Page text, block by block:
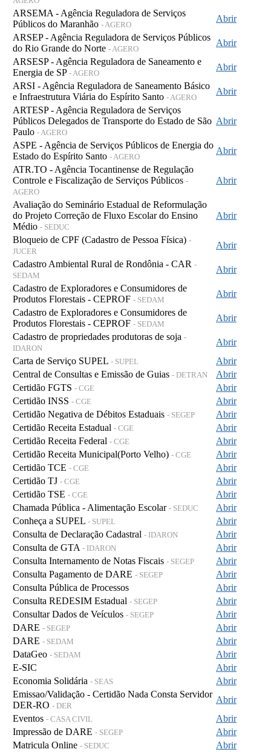
ARSEMA - Agência Reguladora de Serviços
Públicos do Maranhão - AGERO
Abrir
ARSEP - Agência Reguladora de Serviços Públicos
do Rio Grande do Norte - AGERO
Abrir
ARSESP - Agência Reguladora de Saneamento e
Energia de SP - AGERO
Abrir
ARSI - Agência Reguladora de Saneamento Básico
e Infraestrutura Viária do Espírito Santo - AGERO
Abrir
ARTESP - Agência Reguladora de Serviços
Públicos Delegados de Transporte do Estado de São
Paulo - AGERO
Abrir
ASPE - Agência de Serviços Públicos de Energia do
Estado do Espírito Santo - AGERO
Abrir
ATR.TO - Agência Tocantinense de Regulação
Controle e Fiscalização de Serviços Públicos -
AGERO
Abrir
Avaliação do Seminário Estadual de Reformulação
do Projeto Correção de Fluxo Escolar do Ensino
Médio - SEDUC
Abrir
Bloqueio de CPF (Cadastro de Pessoa Física) -
JUCER
Abrir
Cadastro Ambiental Rural de Rondônia - CAR -
SEDAM
Abrir
Cadastro de Exploradores e Consumidores de
Produtos Florestais - CEPROF - SEDAM
Abrir
Cadastro de Exploradores e Consumidores de
Produtos Florestais - CEPROF - SEDAM
Abrir
Cadastro de propriedades produtoras de soja -
IDARON
Abrir
Carta de Serviço SUPEL - SUPEL
Abrir
Central de Consultas e Emissão de Guias - DETRAN
Abrir
Certidão FGTS - CGE
Abrir
Certidão INSS - CGE
Abrir
Certidão Negativa de Débitos Estaduais - SEGEP
Abrir
Certidão Receita Estadual - CGE
Abrir
Certidão Receita Federal - CGE
Abrir
Certidão Receita Municipal(Porto Velho) - CGE
Abrir
Certidão TCE - CGE
Abrir
Certidão TJ - CGE
Abrir
Certidão TSE - CGE
Abrir
Chamada Pública - Alimentação Escolar - SEDUC
Abrir
Conheça a SUPEL - SUPEL
Abrir
Consulta de Declaração Cadastral - IDARON
Abrir
Consulta de GTA - IDARON
Abrir
Consulta Internamento de Notas Fiscais - SEGEP
Abrir
Consulta Pagamento de DARE - SEGEP
Abrir
Consulta Pública de Processos
Abrir
Consulta REDESIM Estadual - SEGEP
Abrir
Consultar Dados de Veículos - SEGEP
Abrir
DARE - SEGEP
Abrir
DARE - SEDAM
Abrir
DataGeo - SEDAM
Abrir
E-SIC
Abrir
Economia Solidária - SEAS
Abrir
Emissao/Validação - Certidão Nada Consta Servidor
DER-RO - DER
Abrir
Eventos - CASA CIVIL
Abrir
Impressão de DARE - SEGEP
Abrir
Matricula Online - SEDUC
Abrir